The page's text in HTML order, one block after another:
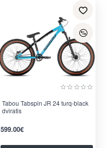
Tabou Tabspin JR 24 turq-black
dviratis
599.00€